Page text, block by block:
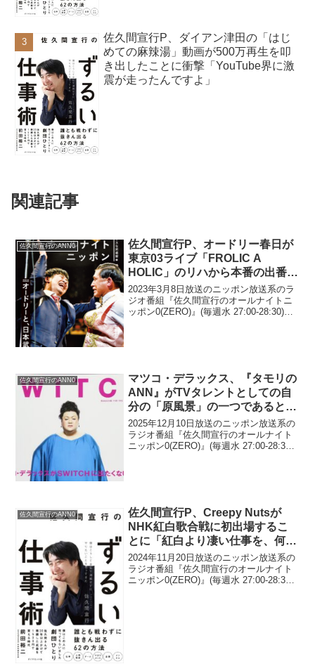
佐久間宣行P、ダイアン津田の「はじ
めての麻辣湯」動画が500万再生を叩
き出したことに衝撃「YouTube界に激
震が走ったんですよ」
関連記事
佐久間宣行のANN0
佐久間宣行P、オードリー春日が
東京03ライブ「FROLIC A
HOLIC」のリハから本番の出番ま
で5時間の待ち時間にやっていた
ことに驚き
2023年3月8日放送のニッポン放送系のラ
ジオ番組『佐久間宣行のオールナイトニ
ッポン0(ZERO)』(毎週水 27:00-28:30)に
佐久間宣行のANN0
マツコ・デラックス、『タモリの
ANN』がTVタレントとしての自
分の「原風景」の一つであると告
白「それが私を作りました」
2025年12月10日放送のニッポン放送系の
ラジオ番組『佐久間宣行のオールナイト
ニッポン0(ZERO)』(毎週水 27:00-28:30)
佐久間宣行のANN0
佐久間宣行P、Creepy Nutsが
NHK紅白歌合戦に初出場するこ
とに「紅白より凄い仕事を、何回
も今年見てるからなぁ(笑)」
2024年11月20日放送のニッポン放送系の
ラジオ番組『佐久間宣行のオールナイト
ニッポン0(ZERO)』(毎週水 27:00-28:30)